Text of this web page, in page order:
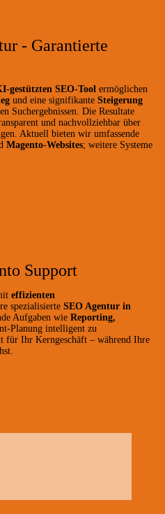
- Garantierte
gestützten SEO-Tool ermöglichen
und eine signifikante Steigerung
Suchergebnissen. Die Resultate
und nachvollziehbar über
Aktuell bieten wir umfassende
Magento-Websites; weitere Systeme
Support
effizienten
spezialisierte SEO Agentur in
Aufgaben wie Reporting,
Planung intelligent zu
für Ihr Kerngeschäft – während Ihre